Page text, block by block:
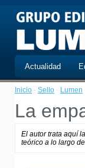
Actualidad
Inicio · Sello · Lumen
La
El autor trata aquí
teórico a lo largo